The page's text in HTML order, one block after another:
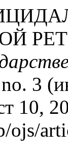
3
10,
ojs/